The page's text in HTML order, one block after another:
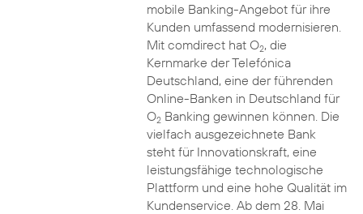
mobile Banking-Angebot für ihre
Kunden umfassend modernisieren.
Mit comdirect hat O2, die
Kernmarke der Telefónica
Deutschland, eine der führenden
Online-Banken in Deutschland für
O2Banking gewinnen können. Die
vielfach ausgezeichnete Bank
steht für Innovationskraft, eine
leistungsfähige technologische
Plattform und eine hohe Qualität im
Kundenservice. Ab dem 28. Mai